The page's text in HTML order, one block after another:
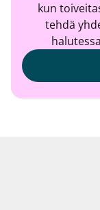
kun
tehdä